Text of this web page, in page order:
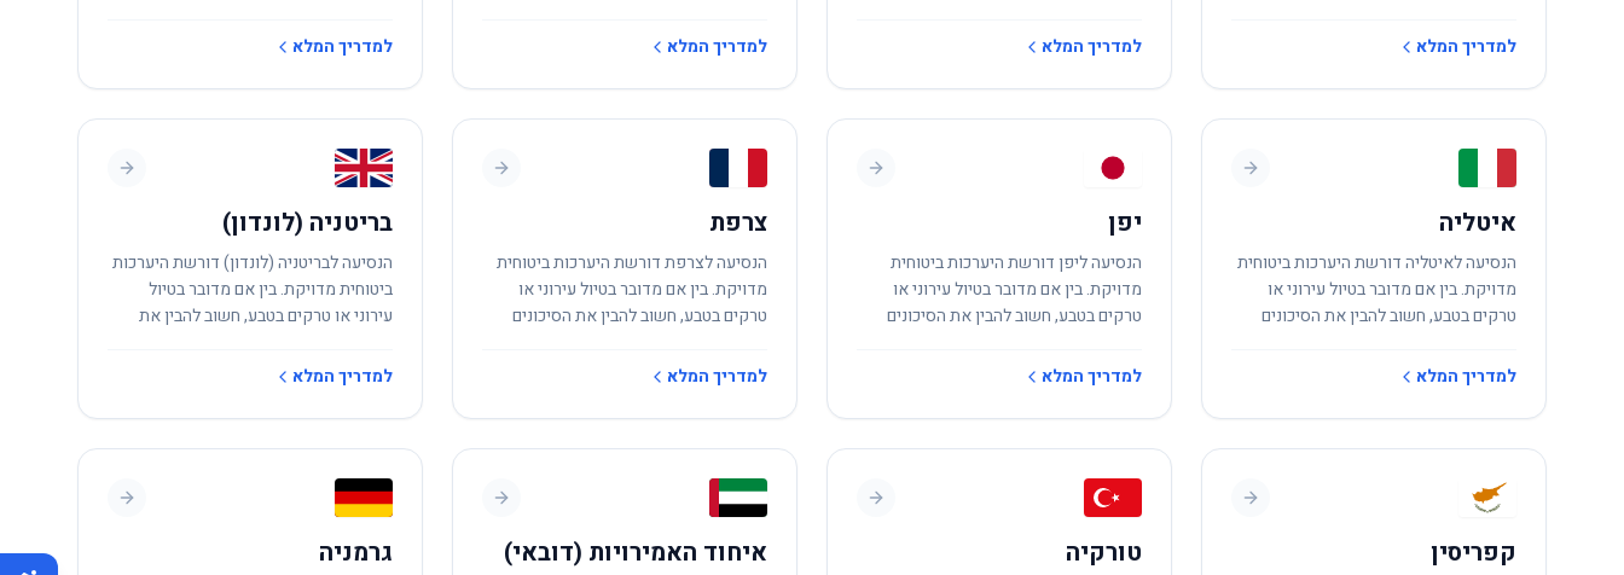
למדריך המלא
למדריך המלא
למדריך המלא
למדריך המלא
איטליה
הנסיעה לאיטליה דורשת היערכות ביטוחית
מדויקת. בין אם מדובר בטיול עירוני או
טרקים בטבע, חשוב להבין את הסיכונים
למדריך המלא
יפן
הנסיעה ליפן דורשת היערכות ביטוחית
מדויקת. בין אם מדובר בטיול עירוני או
טרקים בטבע, חשוב להבין את הסיכונים
למדריך המלא
צרפת
הנסיעה לצרפת דורשת היערכות ביטוחית
מדויקת. בין אם מדובר בטיול עירוני או
טרקים בטבע, חשוב להבין את הסיכונים
למדריך המלא
בריטניה (לונדון)
הנסיעה לבריטניה (לונדון) דורשת היערכות
ביטוחית מדויקת. בין אם מדובר בטיול
עירוני או טרקים בטבע, חשוב להבין את
למדריך המלא
קפריסין טורקיה איחוד האמירויות (דובאי) גרמניה